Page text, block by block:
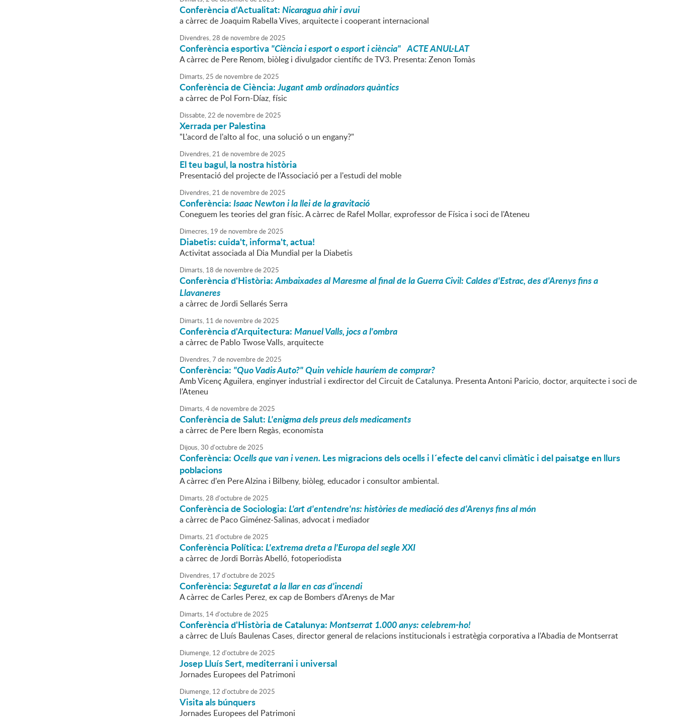
Conferència d'Actualitat:Nicaragua ahir i avui
a càrrec de Joaquim Rabella Vives, arquitecte i cooperant internacional
Divendres,28 de novembrede2025
Conferència esportiva"Ciència i esport o esport i ciència" ACTE ANUL·LAT
A càrrec de Pere Renom, biòleg i divulgador científic de TV3. Presenta: Zenon Tomàs
Dimarts,25 de novembrede2025
Conferència de Ciència:Jugant amb ordinadors quàntics
a càrrec de Pol Forn-Díaz, físic
Dissabte,22 de novembrede2025
Xerrada per Palestina
"L'acord de l'alto al foc, una solució o un engany?"
Divendres,21 de novembrede2025
El teu bagul, la nostra història
Presentació del projecte de l'Associació per a l'estudi del moble
Divendres,21 de novembrede2025
Conferència:Isaac Newton i la llei de la gravitació
Coneguem les teories del gran físic. A càrrec de Rafel Mollar, exprofessor de Física i soci de l'Ateneu
Dimecres, 19 de novembrede2025
Diabetis: cuida't, informa't, actua!
Activitat associada al Dia Mundial per la Diabetis
Dimarts, 18 de novembrede2025
Conferència d'Història:Ambaixades al Maresme al final de la Guerra Civil: Caldes d'Estrac, des d'Arenys fins a
Llavaneres
a càrrec de Jordi Sellarés Serra
Dimarts, 11 de novembrede2025
Conferència d'Arquitectura:Manuel Valls, jocs a l'ombra
a càrrec de Pablo Twose Valls, arquitecte
Divendres,7 de novembrede2025
Conferència: "Quo Vadis Auto?" Quin vehicle hauríem de comprar?
Amb Vicenç Aguilera, enginyer industrial i exdirector del Circuit de Catalunya. Presenta Antoni Paricio, doctor, arquitecte i soci de
l'Ateneu
Dimarts,4de novembrede2025
Conferència de Salut:L'enigma dels preus dels medicaments
a càrrec de Pere Ibern Regàs, economista
Dijous,30 d'octubrede2025
Conferència:Ocells que van i venen. Les migracions dels ocells i l´efecte del canvi climàtic i del paisatge en llurs
poblacions
A càrrec d'en Pere Alzina i Bilbeny, biòleg, educador i consultor ambiental.
Dimarts,28 d'octubrede2025
Conferència de Sociologia:L'art d'entendre'ns: històries de mediació des d'Arenys fins al món
a càrrec de Paco Giménez-Salinas, advocat i mediador
Dimarts,21 d'octubrede2025
Conferència Política:L'extrema dreta a l'Europa del segle XXI
a càrrec de Jordi Borràs Abelló, fotoperiodista
Divendres, 17 d'octubrede2025
Conferència:Seguretat a la llar en cas d'incendi
A càrrec de Carles Perez, ex cap de Bombers d'Arenys de Mar
Dimarts, 14d'octubrede2025
Conferència d'Història de Catalunya:Montserrat 1.000 anys: celebrem-ho!
a càrrec de Lluís Baulenas Cases, director general de relacions institucionals i estratègia corporativa a l'Abadia de Montserrat
Diumenge, 12 d'octubrede2025
Josep Lluís Sert, mediterrani i universal
Jornades Europees del Patrimoni
Diumenge, 12 d'octubrede2025
Visita als búnquers
Jornades Europees del Patrimoni